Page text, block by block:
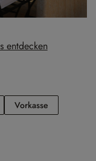
entdecken
VorkasseVorkasse